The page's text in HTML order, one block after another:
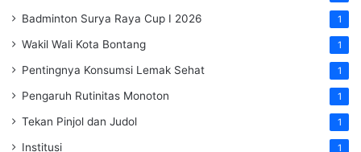
Badminton Surya Raya Cup I 2026 1
Wakil Wali Kota Bontang 1
Pentingnya Konsumsi Lemak Sehat 1
Pengaruh Rutinitas Monoton 1
Tekan Pinjol dan Judol 1
Institusi 1